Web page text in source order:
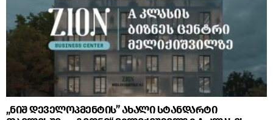
„ნიშ დეველოპმენტის” ახალი სტანდარტი